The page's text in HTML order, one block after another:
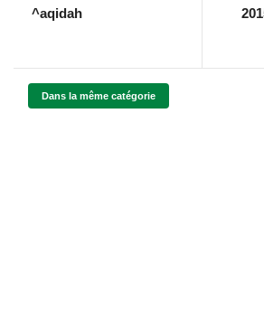
^aqidah
Dans la même catégorie